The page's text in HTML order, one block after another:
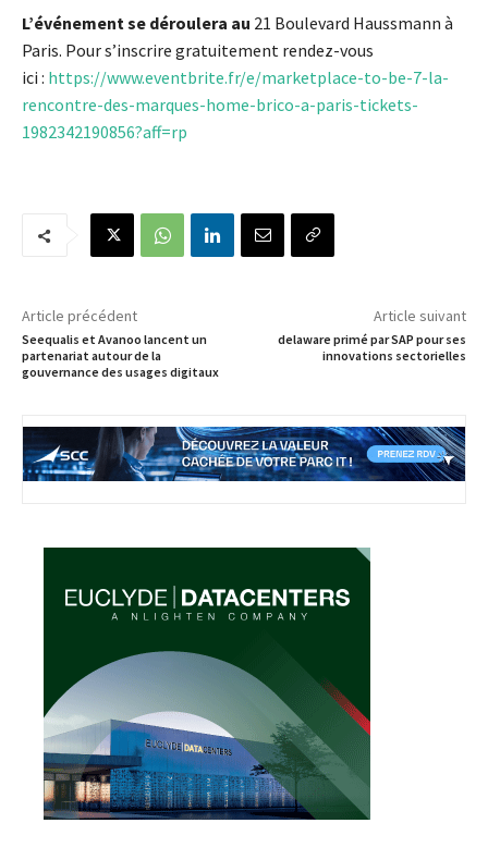
L’événement se déroulera au 21 Boulevard Haussmann à
Paris. Pour s’inscrire gratuitement rendez-vous
ici : https://www.eventbrite.fr/e/marketplace-to-be-7-la-
rencontre-des-marques-home-brico-a-paris-tickets-
1982342190856?aff=rp
Article précédent
Seequalis et Avanoo lancent un
partenariat autour de la
gouvernance des usages digitaux
Article suivant
delaware primé par SAP pour ses
innovations sectorielles